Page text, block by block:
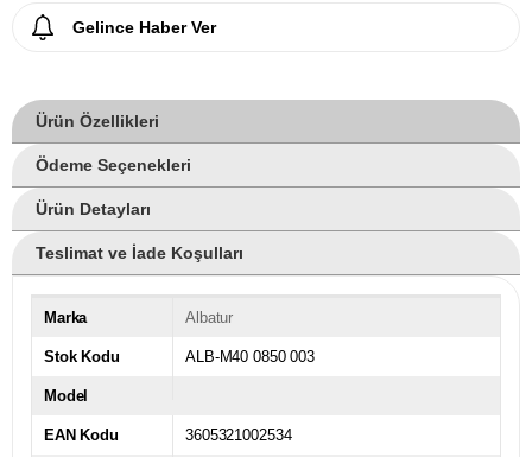
Gelince Haber Ver
Ürün Özellikleri
Ödeme Seçenekleri
Ürün Detayları
Teslimat ve İade Koşulları
Marka Albatur
Stok Kodu ALB-M40 0850 003
Model
EAN Kodu 3605321002534